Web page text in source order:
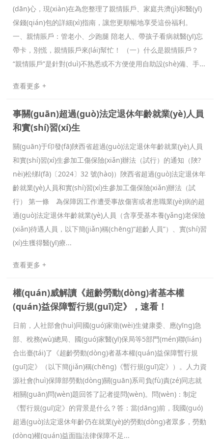
(dān)心，現(xiàn)在為您整理了親情賬戶、家庭共濟(jì)和醫(yī)
保錢(qián)包的詳細(xì)指南，讓您更順暢地享受這份福利。
一、親情賬戶：管老小、少跑腿 陪老人、帶孩子看病就醫(yī)忘
帶卡，別慌，親情賬戶來(lái)幫忙！ （一）什么是親情賬戶？
“親情賬戶”是針對(duì)不熟悉或不方便使用自助設(shè)備、手...
查看更多 +
事關(guān)超過(guò)法定退休年齡就業(yè)人員
和實(shí)習(xí)生
關(guān)于印發(fā)陜西省超過(guò)法定退休年齡就業(yè)人員
和實(shí)習(xí)生參加工傷保險(xiǎn)辦法（試行）的通知（陜?
nèi)松绨l(fā)〔2024〕32 號(hào)）陜西省超過(guò)法定退休年
齡就業(yè)人員和實(shí)習(xí)生參加工傷保險(xiǎn)辦法（試
行） 第一條 為保障因工作遭受事故傷害或者患職業(yè)病的超
過(guò)法定退休年齡就業(yè)人員（含享受基本養(yǎng)老保險
(xiǎn)待遇人員，以下簡(jiǎn)稱(chēng)“超齡人員”）、實(shí)習
(xí)生獲得醫(yī)療...
查看更多 +
權(quán)威解讀《超齡勞動(dòng)者基本權
(quán)益保障暫行規(guī)定》，速看！
日前，人社部會(huì)同國(guó)家衛(wèi)生健康委、應(yīng)急
部、稅務(wù)總局、國(guó)家醫(yī)保局等5部門(mén)聯(lián)
合出臺(tái)了《超齡勞動(dòng)者基本權(quán)益保障暫行規
(guī)定》（以下簡(jiǎn)稱(chēng)《暫行規(guī)定》）。人力資
源社會(huì)保障部勞動(dòng)關(guān)系司負(fù)責(zé)同志就
相關(guān)問(wèn)題回答了記者提問(wèn)。問(wèn)：制定
《暫行規(guī)定》的背景是什么？答：當(dāng)前，我國(guó)
超過(guò)法定退休年齡仍在就業(yè)的勞動(dòng)者眾多，勞動
(dòng)權(quán)益面臨法律保障不足...